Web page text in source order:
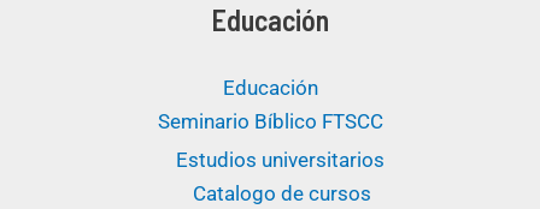
Educación
Educación
Seminario Bíblico FTSCC
Estudios universitarios ​
Catalogo de cursos